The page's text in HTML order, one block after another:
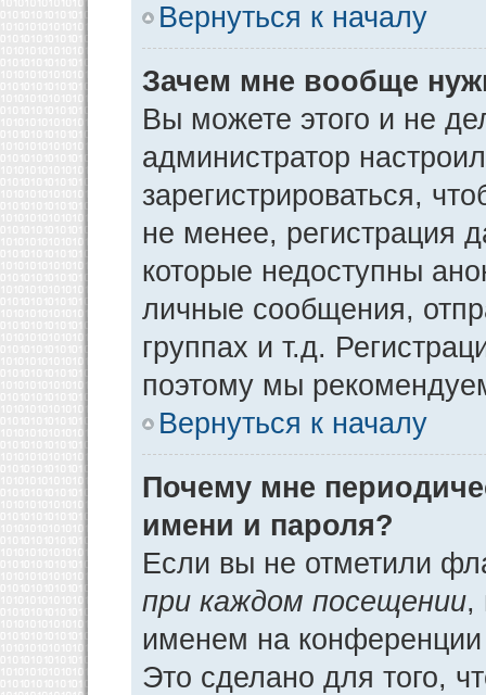
Вернуться к началу
Зачем мне вообще
Вы можете этого и не
администратор
зарегистрироваться,
не менее, регистрация
которые недоступны
личные сообщения,
группах и т.д.
поэтому мы
Вернуться к началу
Почему мне
имени и пароля?
Если вы не отметили
при каждом посещении,
именем на конференции
Это сделано для того,